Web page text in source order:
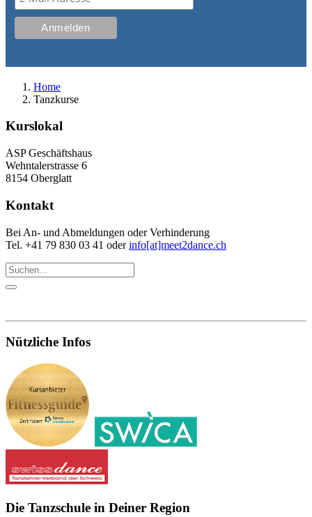
Home
Tanzkurse
Kurslokal
ASP Geschäftshaus
Wehntalerstrasse 6
8154 Oberglatt
Kontakt
Bei An- und Abmeldungen oder Verhinderung
Tel. +41 79 830 03 41 oderinfo[at]meet2dance.ch
Nützliche Infos
Die Tanzschule in Deiner Region